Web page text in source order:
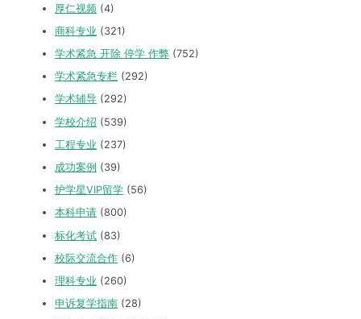
厚仁视频 (4)
商科专业 (321)
学术紧急 开除 停学 作弊 (752)
学术紧急专栏 (292)
学术辅导 (292)
学校介绍 (539)
工程专业 (237)
成功案例 (39)
护学星VIP留学 (56)
本科申请 (800)
标化考试 (83)
校际交流合作 (6)
理科专业 (260)
申诉复学指南 (28)